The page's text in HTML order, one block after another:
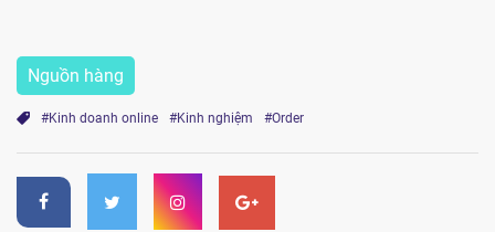
Nguồn hàng
#Kinh doanh online #Kinh nghiệm #Order